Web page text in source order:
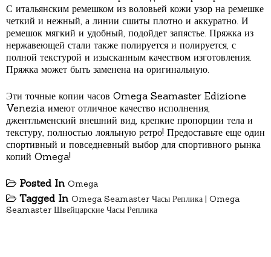
С итальянским ремешком из воловьей кожи узор на ремешке
четкий и нежный, а линии сшиты плотно и аккуратно. И
ремешок мягкий и удобный, подойдет запястье. Пряжка из
нержавеющей стали также полируется и полируется, с
полной текстурой и изысканным качеством изготовления.
Пряжка может быть заменена на оригинальную.
Эти точные копии часов Omega Seamaster Edizione
Venezia имеют отличное качество исполнения,
джентльменский внешний вид, крепкие пропорции тела и
текстуру, полностью лояльную ретро! Предоставьте еще один
спортивный и повседневный выбор для спортивного рынка
копий Omega!
Posted In Omega
Tagged In Omega Seamaster Часы Реплика | Omega
Seamaster Швейцарские Часы Реплика